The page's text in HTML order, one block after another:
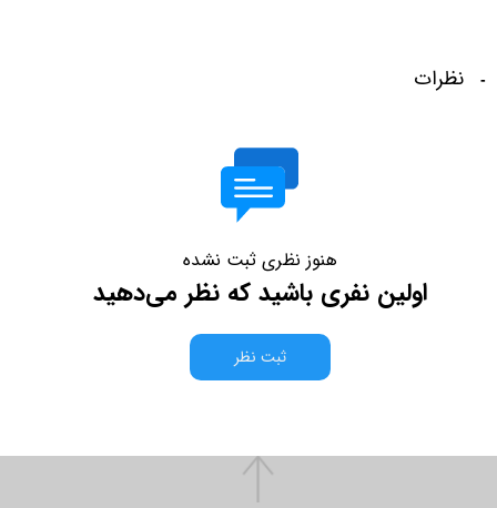
نظرات
هنوز نظری ثبت نشده
اولین نفری باشید که نظر می‌دهید
ثبت نظر